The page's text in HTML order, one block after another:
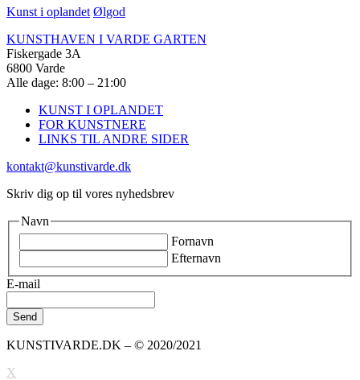
Kunst i oplandet Ølgod
KUNSTHAVEN I VARDE GARTEN
Fiskergade 3A
6800 Varde
Alle dage: 8:00 – 21:00
KUNST I OPLANDET
FOR KUNSTNERE
LINKS TIL ANDRE SIDER
kontakt@kunstivarde.dk
Skriv dig op til vores nyhedsbrev
Navn
Fornavn
Efternavn
E-mail
KUNSTIVARDE.DK – © 2020/2021
X